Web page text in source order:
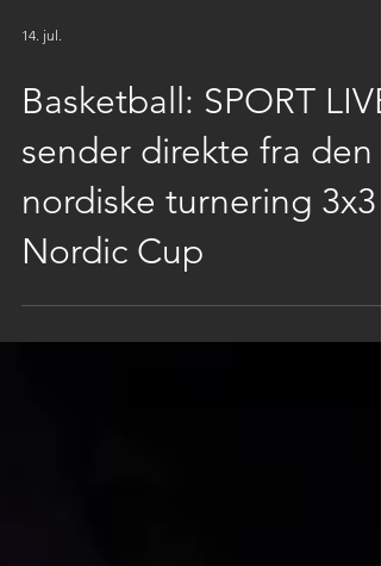
Basketball: SPORT LIVE
sender direkte fra den
nordiske turnering 3x3
Nordic Cup